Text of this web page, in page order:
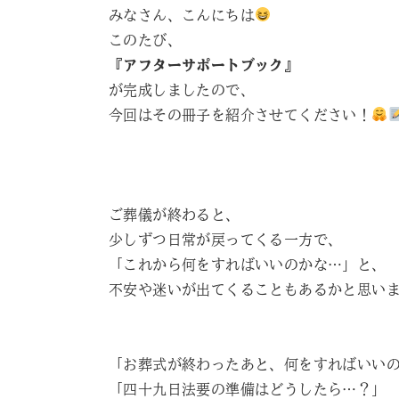
みなさん、こんにちは
このたび、
『アフターサポートブック』
が完成しましたので、
今回はその冊子を紹介させてください！
ご葬儀が終わると、
少しずつ日常が戻ってくる一方で、
「これから何をすればいいのかな…」と、
不安や迷いが出てくることもあるかと思い
「お葬式が終わったあと、何をすればいいの
「四十九日法要の準備はどうしたら…？」